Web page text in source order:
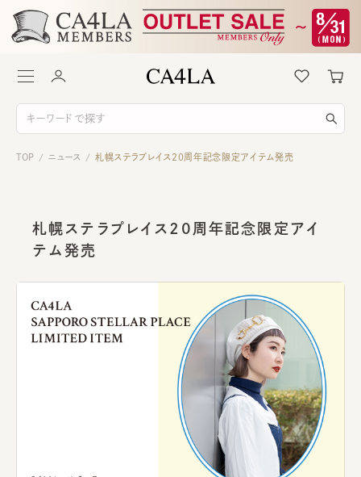
TOP / ニュース / 札幌ステラプレイス20周年記念限定アイテム発売
札幌ステラプレイス20周年記念限定アイ
テム発売